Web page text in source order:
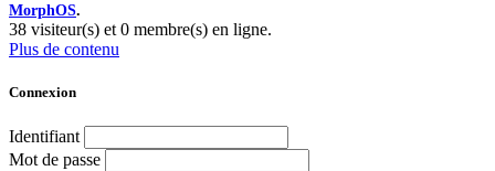
MorphOS.
38 visiteur(s) et 0 membre(s) en ligne.
Plus de contenu
Connexion
Identifiant
Mot de passe